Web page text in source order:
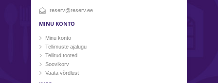
reserv@reserv.ee
MINU KONTO
Minu konto
Tellimuste ajalugu
Tellitud tooted
Soovikorv
Vaata võrdlust